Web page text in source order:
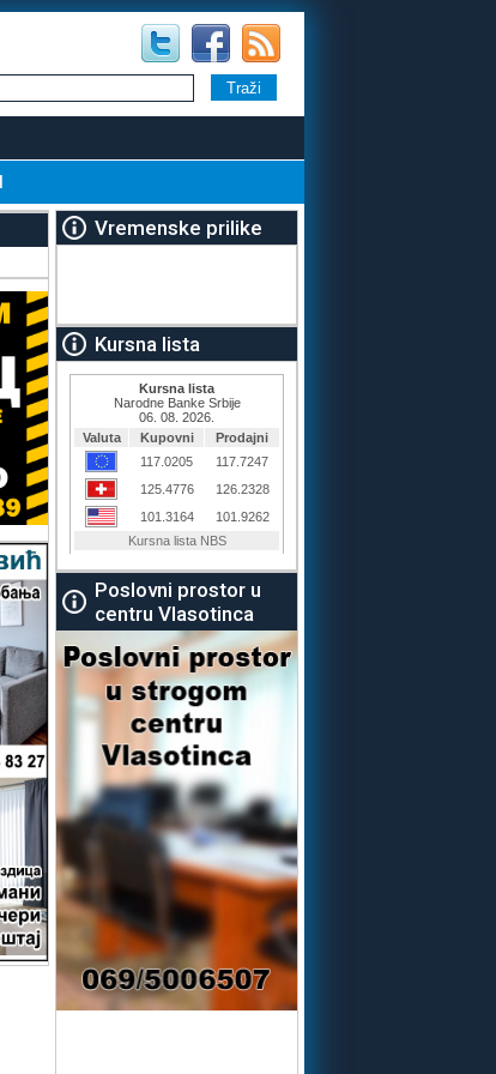
Vremenske prilike
Kursna lista
Poslovni prostor u
centru Vlasotinca